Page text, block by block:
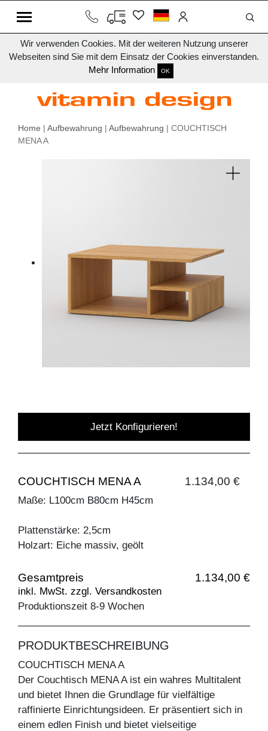
Wir verwenden Cookies. Mit der weiteren Nutzung unserer
Webseiten sind Sie mit dem Einsatz der Cookies einverstanden.
Mehr Information
OK
Home | Aufbewahrung | Aufbewahrung | COUCHTISCH
MENA A
Jetzt Konfigurieren!
COUCHTISCH MENA A 1.134,00 €
Maße: L100cm B80cm H45cm
Plattenstärke: 2,5cm
Holzart: Eiche massiv, geölt
Gesamtpreis 1.134,00 €
inkl. MwSt. zzgl. Versandkosten
Produktionszeit 8-9 Wochen
PRODUKTBESCHREIBUNG
COUCHTISCH MENA A
Der Couchtisch MENA A ist ein wahres Multitalent
und bietet Ihnen die Grundlage für vielfältige
raffinierte Einrichtungsideen. Er präsentiert sich in
einem edlen Finish und bietet vielseitige